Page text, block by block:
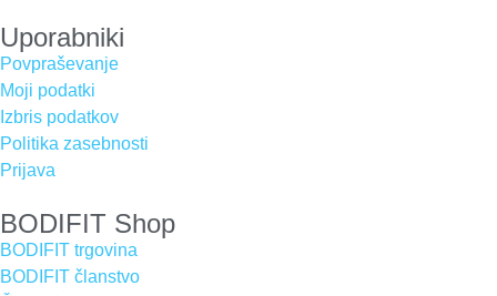
Uporabniki
Povpraševanje
Moji podatki
Izbris podatkov
Politika zasebnosti
Prijava
BODIFIT Shop
BODIFIT trgovina
BODIFIT članstvo